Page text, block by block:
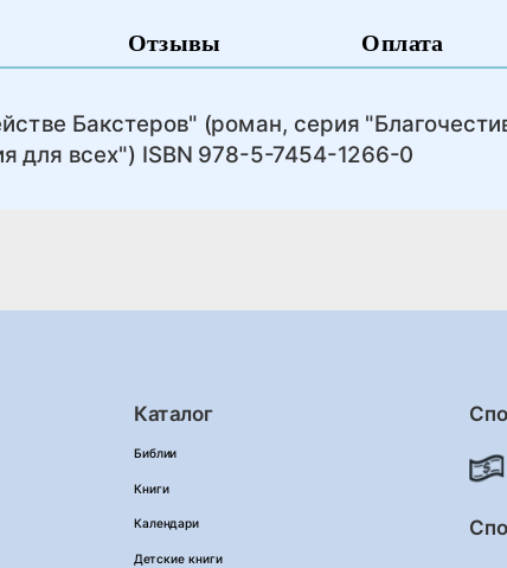
Отзывы Оплата
Бакстеров" (роман, серия
для всех") ISBN 978-5-7454-1266-0
Каталог
Библии
Книги
Календари
Детские книги